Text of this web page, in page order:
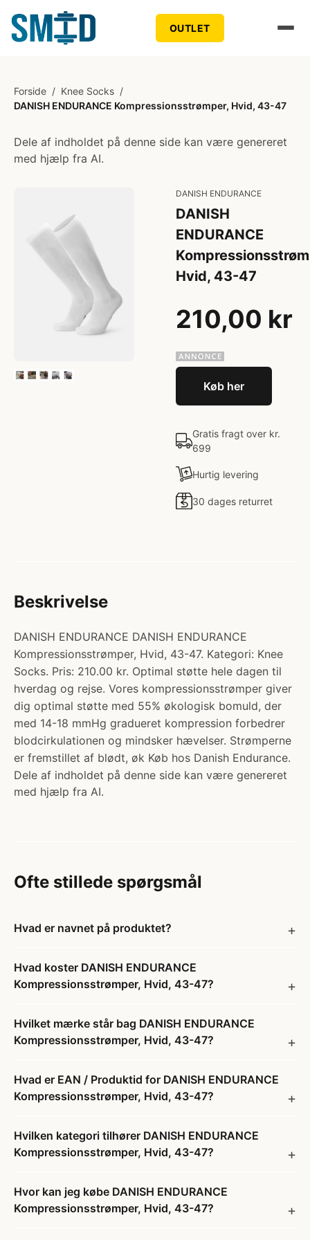
OUTLET
Forside / Knee Socks /
DANISH ENDURANCE Kompressionsstrømper, Hvid, 43-47
Dele af indholdet på denne side kan være genereret
med hjælp fra AI.
DANISH ENDURANCE
DANISH
ENDURANCE
Hvid, 43-47
210,00 kr
Køb her
Gratis fragt over kr.
699
Hurtig levering
30 dages returret
Beskrivelse
DANISH ENDURANCE DANISH ENDURANCE
Kompressionsstrømper, Hvid, 43-47. Kategori: Knee
Socks. Pris: 210.00 kr. Optimal støtte hele dagen til
hverdag og rejse. Vores kompressionsstrømper giver
dig optimal støtte med 55% økologisk bomuld, der
med 14-18 mmHg gradueret kompression forbedrer
blodcirkulationen og mindsker hævelser. Strømperne
er fremstillet af blødt, øk Køb hos Danish Endurance.
Dele af indholdet på denne side kan være genereret
med hjælp fra AI.
Ofte stillede spørgsmål
Hvad er navnet på produktet?
Hvad koster DANISH ENDURANCE
Kompressionsstrømper, Hvid, 43-47?
Hvilket mærke står bag DANISH ENDURANCE
Kompressionsstrømper, Hvid, 43-47?
Hvad er EAN / Produktid for DANISH ENDURANCE
Kompressionsstrømper, Hvid, 43-47?
Hvilken kategori tilhører DANISH ENDURANCE
Kompressionsstrømper, Hvid, 43-47?
Hvor kan jeg købe DANISH ENDURANCE
Kompressionsstrømper, Hvid, 43-47?